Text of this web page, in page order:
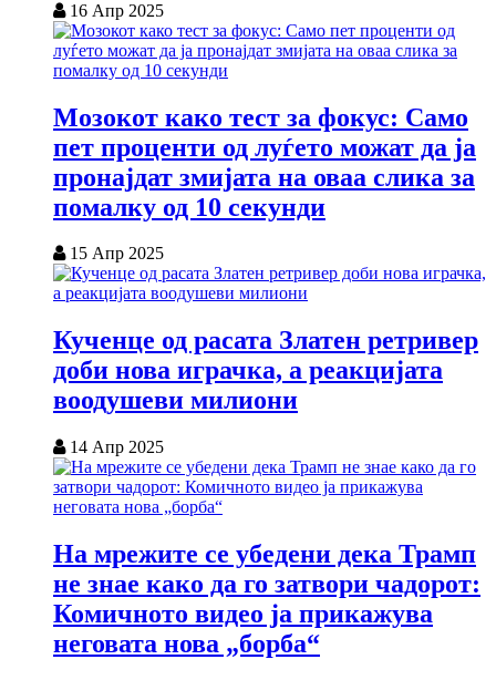
16 Апр 2025
Мозокот како тест за фокус: Само
пет проценти од луѓето можат да ја
пронајдат змијата на оваа слика за
помалку од 10 секунди
15 Апр 2025
Кученце од расата Златен ретривер
доби нова играчка, а реакцијата
воодушеви милиони
14 Апр 2025
На мрежите се убедени дека Трамп
не знае како да го затвори чадорот:
Комичното видео ја прикажува
неговата нова „борба“